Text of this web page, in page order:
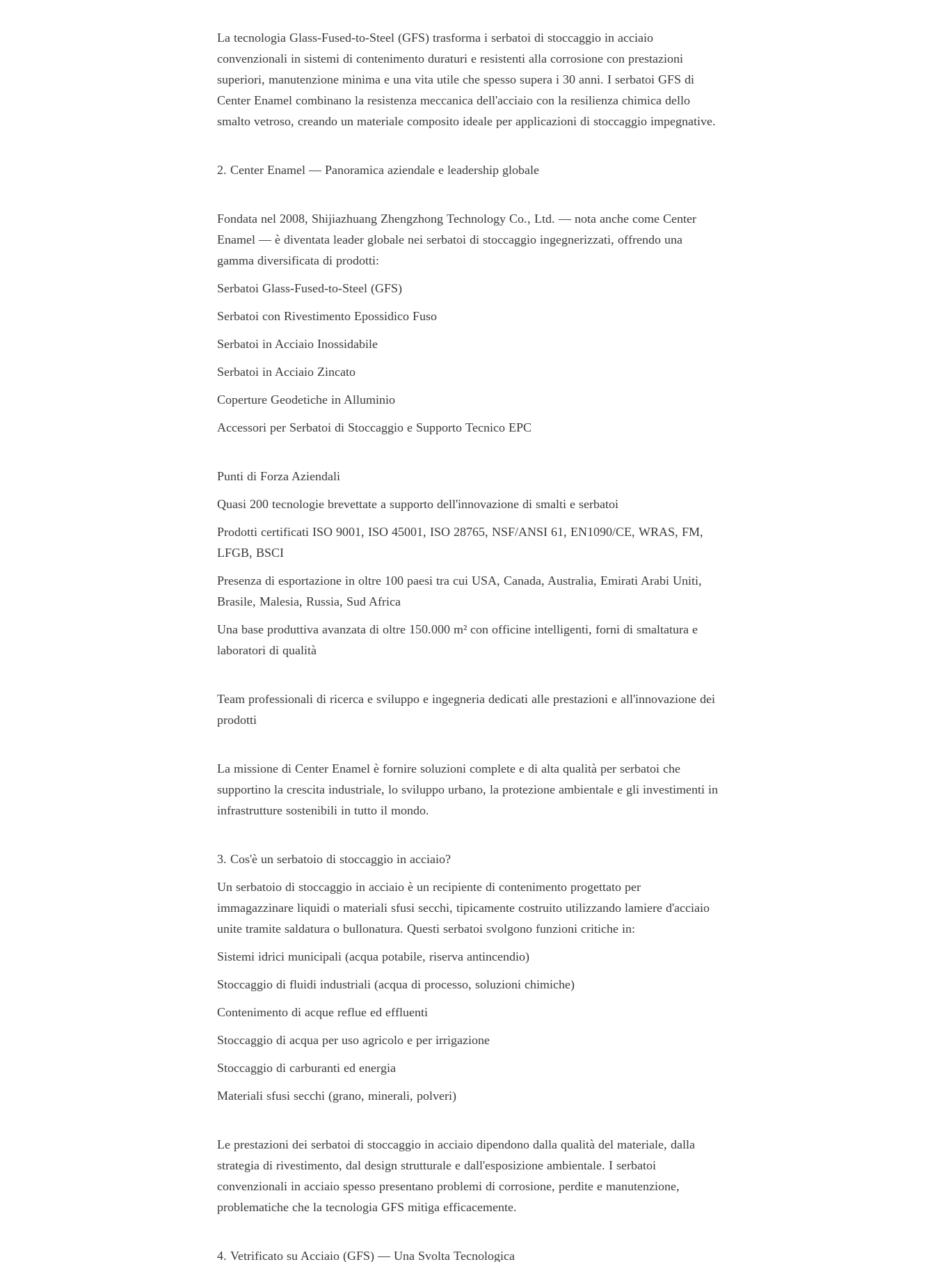
La tecnologia Glass-Fused-to-Steel (GFS) trasforma i serbatoi di stoccaggio in acciaio
convenzionali in sistemi di contenimento duraturi e resistenti alla corrosione con prestazioni
superiori, manutenzione minima e una vita utile che spesso supera i 30 anni. I serbatoi GFS di
Center Enamel combinano la resistenza meccanica dell'acciaio con la resilienza chimica dello
smalto vetroso, creando un materiale composito ideale per applicazioni di stoccaggio impegnative.
2. Center Enamel — Panoramica aziendale e leadership globale
Fondata nel 2008, Shijiazhuang Zhengzhong Technology Co., Ltd. — nota anche come Center
Enamel — è diventata leader globale nei serbatoi di stoccaggio ingegnerizzati, offrendo una
gamma diversificata di prodotti:
Serbatoi Glass-Fused-to-Steel (GFS)
Serbatoi con Rivestimento Epossidico Fuso
Serbatoi in Acciaio Inossidabile
Serbatoi in Acciaio Zincato
Coperture Geodetiche in Alluminio
Accessori per Serbatoi di Stoccaggio e Supporto Tecnico EPC
Punti di Forza Aziendali
Quasi 200 tecnologie brevettate a supporto dell'innovazione di smalti e serbatoi
Prodotti certificati ISO 9001, ISO 45001, ISO 28765, NSF/ANSI 61, EN1090/CE, WRAS, FM,
LFGB, BSCI
Presenza di esportazione in oltre 100 paesi tra cui USA, Canada, Australia, Emirati Arabi Uniti,
Brasile, Malesia, Russia, Sud Africa
Una base produttiva avanzata di oltre 150.000 m² con officine intelligenti, forni di smaltatura e
laboratori di qualità
Team professionali di ricerca e sviluppo e ingegneria dedicati alle prestazioni e all'innovazione dei
prodotti
La missione di Center Enamel è fornire soluzioni complete e di alta qualità per serbatoi che
supportino la crescita industriale, lo sviluppo urbano, la protezione ambientale e gli investimenti in
infrastrutture sostenibili in tutto il mondo.
3. Cos'è un serbatoio di stoccaggio in acciaio?
Un serbatoio di stoccaggio in acciaio è un recipiente di contenimento progettato per
immagazzinare liquidi o materiali sfusi secchi, tipicamente costruito utilizzando lamiere d'acciaio
unite tramite saldatura o bullonatura. Questi serbatoi svolgono funzioni critiche in:
Sistemi idrici municipali (acqua potabile, riserva antincendio)
Stoccaggio di fluidi industriali (acqua di processo, soluzioni chimiche)
Contenimento di acque reflue ed effluenti
Stoccaggio di acqua per uso agricolo e per irrigazione
Stoccaggio di carburanti ed energia
Materiali sfusi secchi (grano, minerali, polveri)
Le prestazioni dei serbatoi di stoccaggio in acciaio dipendono dalla qualità del materiale, dalla
strategia di rivestimento, dal design strutturale e dall'esposizione ambientale. I serbatoi
convenzionali in acciaio spesso presentano problemi di corrosione, perdite e manutenzione,
problematiche che la tecnologia GFS mitiga efficacemente.
4. Vetrificato su Acciaio (GFS) — Una Svolta Tecnologica